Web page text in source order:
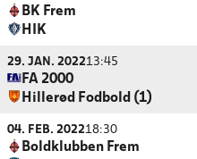
BK Frem
HIK
29. JAN. 202213:45
FA 2000
Hillerød Fodbold (1)
04. FEB. 202218:30
Boldklubben Frem